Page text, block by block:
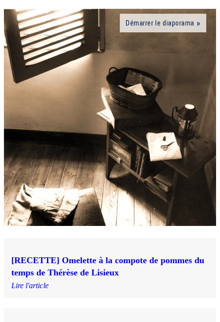
Démarrer le diaporama
[RECETTE] Omelette à la compote de pommes du
temps de Thérèse de Lisieux
Lire l'article